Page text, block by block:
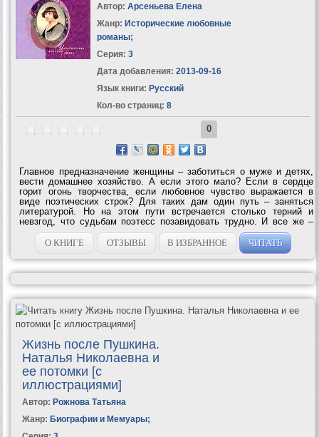
Автор: Арсеньева Елена
Жанр: Исторические любовные
романы;
Серия: 3
Дата добавления: 2013-09-16
Язык книги: Русский
Кол-во страниц: 8
0
Главное предназначение женщины – заботиться о муже и детях,
вести домашнее хозяйство. А если этого мало? Если в сердце
горит огонь творчества, если любовное чувство выражается в
виде поэтических строк? Для таких дам один путь – заняться
литературой. Но на этом пути встречается столько терний и
невзгод, что судьбам поэтесс позавидовать трудно. И все же –
они прекрасны! О том, как жили и творили Зинаида Гиппиус,
Каролина Павлова, Марина...
О КНИГЕ ОТЗЫВЫ В ИЗБРАННОЕ ЧИТАТЬ
Жизнь после Пушкина.
Наталья Николаевна и
ее потомки [с
иллюстрациями]
Автор: Рожнова Татьяна
Жанр: Биографии и Мемуары;